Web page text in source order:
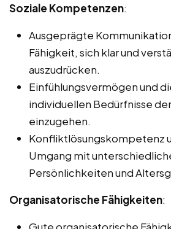
Soziale Kompetenzen:
Ausgeprägte
Fähigkeit, sich klar und
auszudrücken.
Einfühlungsvermögen und
individuellen Bedürfnisse
einzugehen.
Konfliktlösungskompetenz
Umgang mit
Persönlichkeiten und
Organisatorische Fähigkeiten: